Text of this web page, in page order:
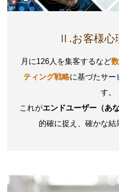
Ⅱ.お客様心
月に126人を集客するなど
ティング戦略に基づたサー
す。
これがエンドユーザー（あ
的確に捉え、確かな結